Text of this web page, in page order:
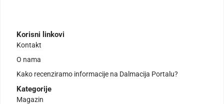
Korisni linkovi
Kontakt
O nama
Kako recenziramo informacije na Dalmacija Portalu?
Kategorije
Magazin